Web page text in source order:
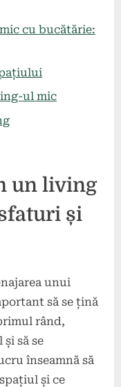
cu bucătărie:
ul mic
un living
și
unui
să se țină
rând,
să se
înseamnă să
și ce